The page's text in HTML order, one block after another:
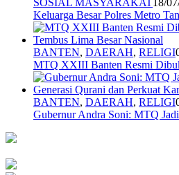
SOSIAL MASYARAKAT18/
Keluarga Besar Polres Metro
BANTEN, DAERAH, RELIGI
MTQ XXIII Banten Resmi
BANTEN, DAERAH, RELIGI
Gubernur Andra Soni: MTQ